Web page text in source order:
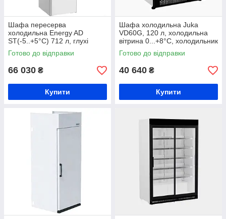
Шафа пересерва
холодильна Energy AD
ST(-5..+5°С) 712 л, глухі
двері, холодильна шафа під
гастроємності, динамічне
Готово до відправки
66 030 ₴
Купити
Шафа холодильна Juka
VD60G, 120 л, холодильна
вітрина 0...+8°C, холодильник
для кулінарії, холодильник
для молочних продуктів
Готово до відправки
40 640 ₴
Купити